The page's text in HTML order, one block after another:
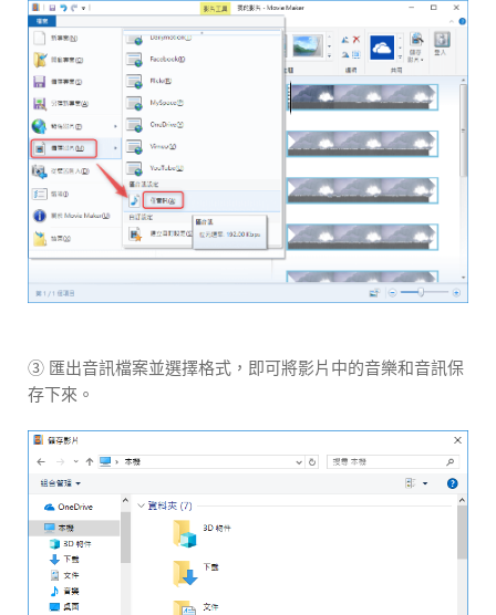
③ 匯出音訊檔案並選擇格式，即可將影片中的音樂和音訊保
存下來。